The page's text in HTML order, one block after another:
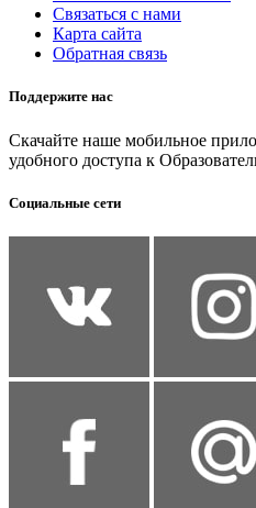
Связаться с нами
Карта сайта
Обратная связь
Поддержите нас
Скачайте наше мобильное
удобного доступа к
Социальные сети